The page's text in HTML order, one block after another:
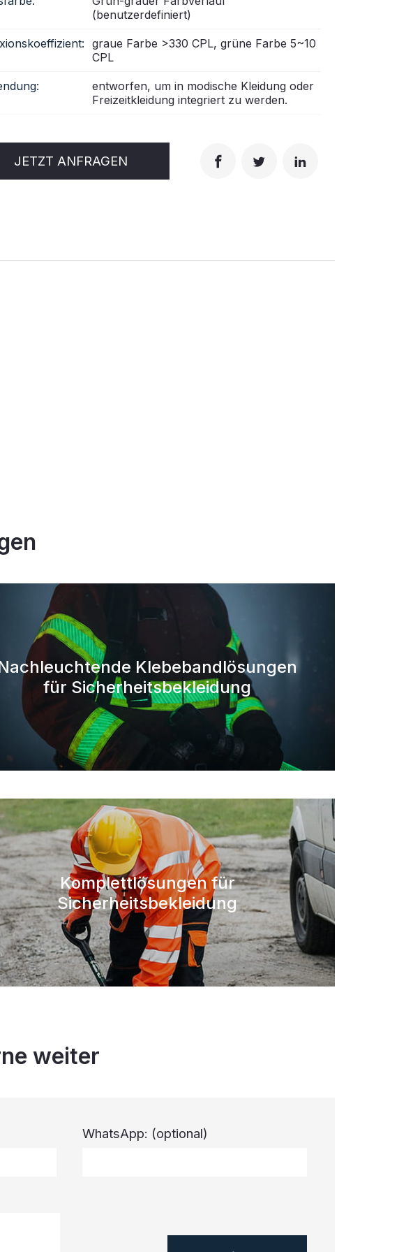
(benutzerdefiniert)
graue Farbe >330 CPL, grüne Farbe 5~10
CPL
entworfen, um in modische Kleidung oder
Freizeitkleidung integriert zu werden.
JETZT ANFRAGEN
Klebebandlösungen
für Sicherheitsbekleidung
Komplettlösungen für
Sicherheitsbekleidung
weiter
WhatsApp: (optional)